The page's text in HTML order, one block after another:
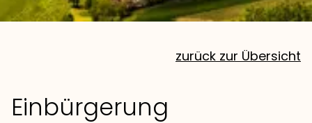
zurück zur Übersicht
Einbürgerung